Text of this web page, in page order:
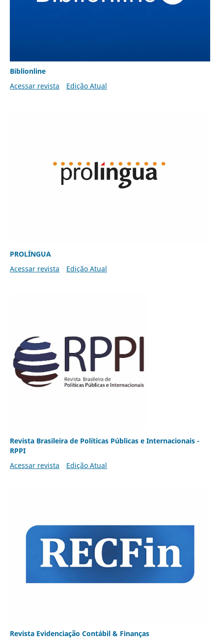
Biblionline
Acessar revista
Edição Atual
PROLÍNGUA
Acessar revista
Edição Atual
Revista Brasileira de Políticas Públicas e Internacionais -
RPPI
Acessar revista
Edição Atual
Revista Evidenciação Contábil & Finanças